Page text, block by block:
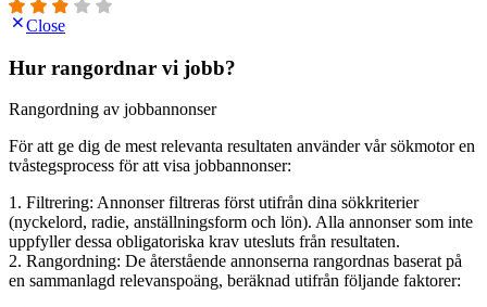
Close
Hur rangordnar vi jobb?
Rangordning av jobbannonser
För att ge dig de mest relevanta resultaten använder vår sökmotor en
tvåstegsprocess för att visa jobbannonser:
1. Filtrering: Annonser filtreras först utifrån dina sökkriterier
(nyckelord, radie, anställningsform och lön). Alla annonser som inte
uppfyller dessa obligatoriska krav utesluts från resultaten.
2. Rangordning: De återstående annonserna rangordnas baserat på
en sammanlagd relevanspoäng, beräknad utifrån följande faktorer: